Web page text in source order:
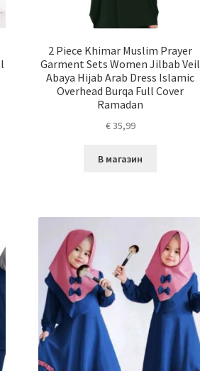
2 Piece Khimar Muslim Prayer
Garment Sets Women Jilbab Veil
Abaya Hijab Arab Dress Islamic
Overhead Burqa Full Cover
Ramadan
€35,99
В магазин